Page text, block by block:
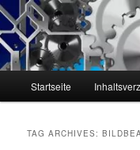
Skip
to
primary
content
Skip
to
secondary
content
Tipps und Informationen
und Techniken der
Startseite
TAG ARCHIVES: